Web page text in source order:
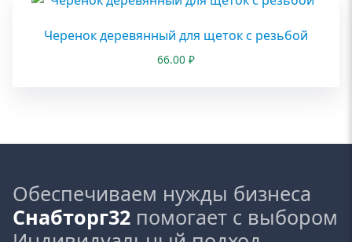
Черенок деревянный для щеток с резьбой
66.00 ₽
Обеспечиваем нужды бизнеса
Снабторг32 помогает с выбором